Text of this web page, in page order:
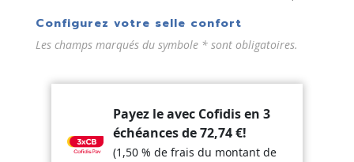
Configurez votre selle confort
Les champs marqués du symbole * sont obligatoires.
Payez le avec Cofidis en 3
échéances de72,74€!
(1,50 % de frais du montant de